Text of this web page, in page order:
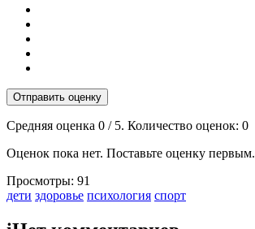
Отправить оценку
Средняя оценка 0 / 5. Количество оценок: 0
Оценок пока нет. Поставьте оценку первым.
Просмотры: 91
Тэги:
дети здоровье психология спорт